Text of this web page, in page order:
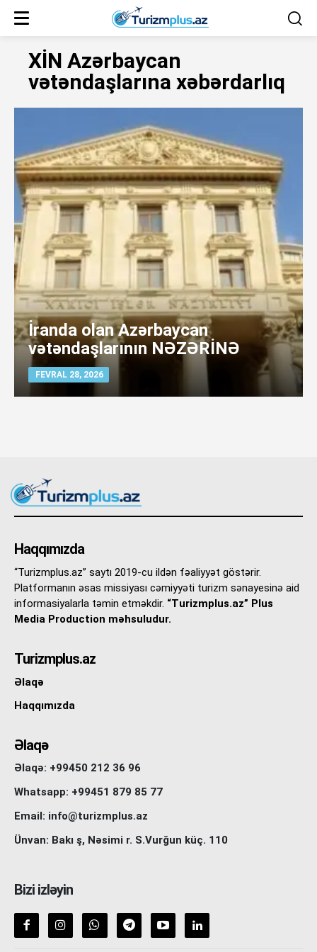
XİN Azərbaycan
vətəndaşlarına xəbərdarlıq
İranda olan Azərbaycan
vətəndaşlarının NƏZƏRİNƏ
FEVRAL 28, 2026
Haqqımızda
“Turizmplus.az” saytı 2019-cu ildən fəaliyyət göstərir.
Platformanın əsas missiyası cəmiyyəti turizm sənayesinə aid
informasiyalarla təmin etməkdir. “Turizmplus.az” Plus
Media Production məhsuludur.
Turizmplus.az
Əlaqə
Haqqımızda
Əlaqə
Əlaqə: +99450 212 36 96
Whatsapp: +99451 879 85 77
Email: info@turizmplus.az
Ünvan: Bakı ş, Nəsimi r. S.Vurğun küç. 110
Bizi izləyin